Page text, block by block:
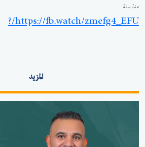
منذ سنة
https://fb.watch/zmefg4_EFU/?
المزيد